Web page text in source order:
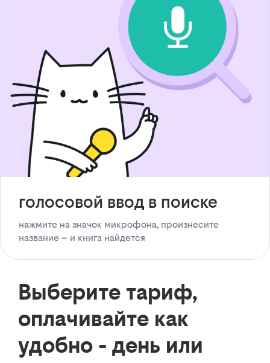
голосовой ввод в поиске
нажмите на значок микрофона, произнесите
название – и книга найдется
Выберите тариф,
оплачивайте как
удобно - день или